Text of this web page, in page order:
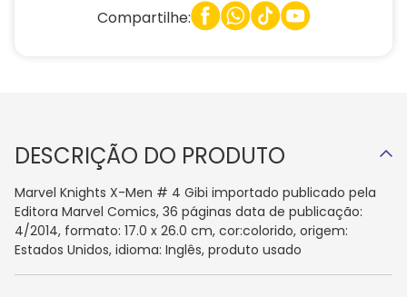
Compartilhe:
DESCRIÇÃO DO PRODUTO
Marvel Knights X-Men # 4 Gibi importado publicado pela
Editora Marvel Comics, 36 páginas data de publicação:
4/2014, formato: 17.0 x 26.0 cm, cor:colorido, origem:
Estados Unidos, idioma: Inglês, produto usado